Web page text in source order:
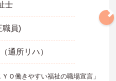
士
職員)
通所リハ）
Ｏ働きやすい福祉の職場宣言」